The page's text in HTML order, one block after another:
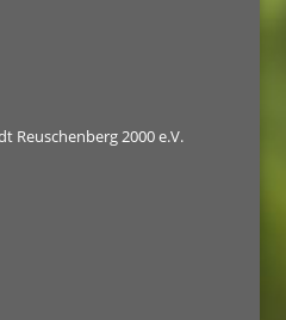
Reuschenberg 2000 e.V.